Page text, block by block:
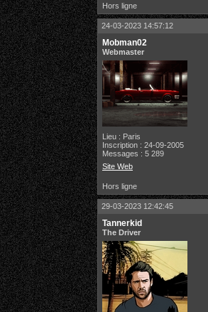
Hors ligne
24-03-2023 14:57:12
Mobman02
Webmaster
Lieu : Paris
Inscription : 24-09-2005
Messages : 5 289
Site Web
Hors ligne
29-03-2023 12:42:45
Tannerkid
The Driver